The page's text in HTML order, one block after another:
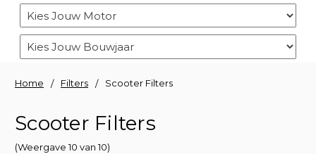
Home Filters Scooter Filters
Scooter Filters
(Weergave 10 van 10)